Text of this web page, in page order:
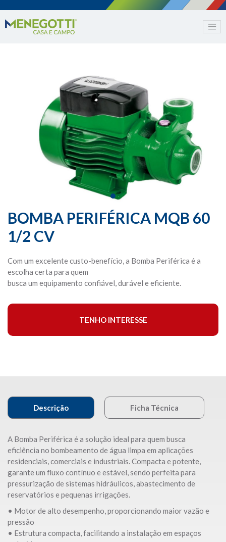
BOMBA PERIFÉRICA MQB 60
1/2 CV
Com um excelente custo-benefício, a Bomba Periférica é a
escolha certa para quem
busca um equipamento confiável, durável e eficiente.
TENHO INTERESSE
Descrição Ficha Técnica
A Bomba Periférica é a solução ideal para quem busca
eficiência no bombeamento de água limpa em aplicações
residenciais, comerciais e industriais. Compacta e potente,
garante um fluxo contínuo e estável, sendo perfeita para
pressurização de sistemas hidráulicos, abastecimento de
reservatórios e pequenas irrigações.
• Motor de alto desempenho, proporcionando maior vazão e
pressão
• Estrutura compacta, facilitando a instalação em espaços